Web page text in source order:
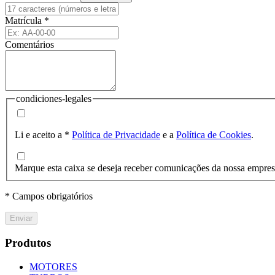
Matrícula *
Comentários
condiciones-legales
Li e aceito a * Política de Privacidade e a Política de Cookies.
Marque esta caixa se deseja receber comunicações da nossa
* Campos obrigatórios
Enviar
Produtos
MOTORES